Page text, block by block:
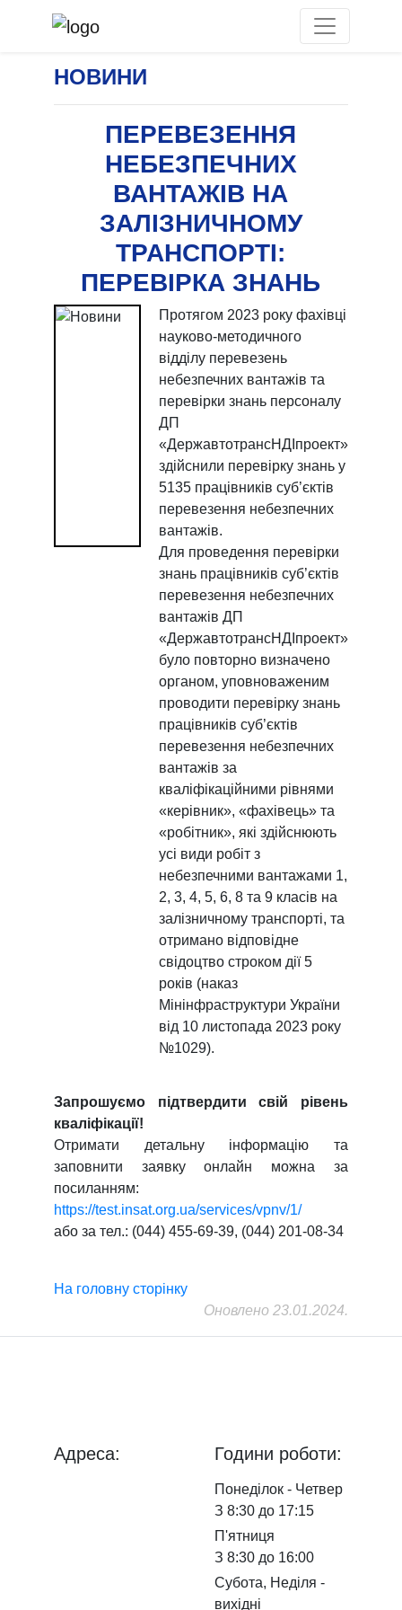
НОВИНИ
ПЕРЕВЕЗЕННЯ
НЕБЕЗПЕЧНИХ
ВАНТАЖІВ НА
ЗАЛІЗНИЧНОМУ
ТРАНСПОРТІ:
ПЕРЕВІРКА ЗНАНЬ
Протягом 2023 року фахівці
науково-методичного
відділу перевезень
небезпечних вантажів та
перевірки знань персоналу
ДП
«ДержавтотрансНДІпроект»
здійснили перевірку знань у
5135 працівників суб’єктів
перевезення небезпечних
вантажів.
Для проведення перевірки
знань працівників суб’єктів
перевезення небезпечних
вантажів ДП
«ДержавтотрансНДІпроект»
було повторно визначено
органом, уповноваженим
проводити перевірку знань
працівників суб’єктів
перевезення небезпечних
вантажів за
кваліфікаційними рівнями
«керівник», «фахівець» та
«робітник», які здійснюють
усі види робіт з
небезпечними вантажами 1,
2, 3, 4, 5, 6, 8 та 9 класів на
залізничному транспорті, та
отримано відповідне
свідоцтво строком дії 5
років (наказ
Мінінфраструктури України
від 10 листопада 2023 року
№1029).
Запрошуємо підтвердити свій рівень
кваліфікації!
Отримати детальну інформацію та
заповнити заявку онлайн можна за
посиланням:
https://test.insat.org.ua/services/vpnv/1/
або за тел.: (044) 455-69-39, (044) 201-08-34
На головну сторінку
Оновлено 23.01.2024.
Адреса: Години роботи:
Понеділок - Четвер
З 8:30 до 17:15
П'ятниця
З 8:30 до 16:00
Субота, Неділя -
вихідні